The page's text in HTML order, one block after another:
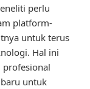
perlu
platform-
untuk terus
Hal ini
profesional
untuk